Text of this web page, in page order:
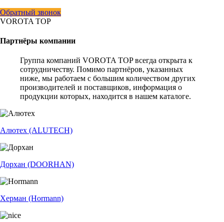
Обратный звонок
VOROTA TOP
Партнёры компании
Группа компаний VOROTA TOP всегда открыта к
сотрудничеству. Помимо партнёров, указанных
ниже, мы работаем с большим количеством других
производителей и поставщиков, информация о
продукции которых, находится в нашем каталоге.
Алютех (ALUTECH)
Дорхан (DOORHAN)
Херман (Hormann)